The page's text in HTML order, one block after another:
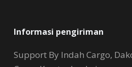
Informasi pengiriman
Support By Indah Cargo,